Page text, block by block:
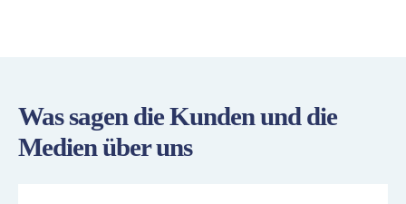
Was sagen die Kunden und die
Medien über uns